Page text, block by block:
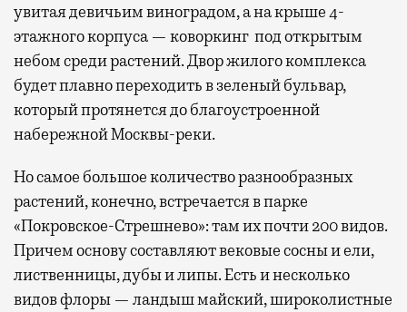
увитая девичьим виноградом, а на крыше 4-
этажного корпуса — коворкинг под открытым
небом среди растений. Двор жилого комплекса
будет плавно переходить в зеленый бульвар,
который протянется до благоустроенной
набережной Москвы-реки.
Но самое большое количество разнообразных
растений, конечно, встречается в парке
«Покровское-Стрешнево»: там ихпочти 200 видов.
Причем основу составляют вековые сосны и ели,
лиственницы, дубы и липы. Есть и несколько
видов флоры — ландыш майский, широколистные